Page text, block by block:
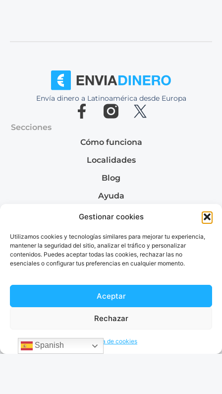
Gestionar cookies
Utilizamos cookies y tecnologías similares para mejorar tu experiencia,
mantener la seguridad del sitio, analizar el tráfico y personalizar
contenidos. Puedes aceptar todas las cookies, rechazar las no
esenciales o configurar tus preferencias en cualquier momento.
Aceptar
Rechazar
Política de cookies
Envía dinero a
Envía dinero a Venezuela
Envía dinero a Argentina
Envía dinero a Latinoamérica desde Europa
Secciones
Cómo funciona
Localidades
Blog
Ayuda
Quiénes somos
Spanish